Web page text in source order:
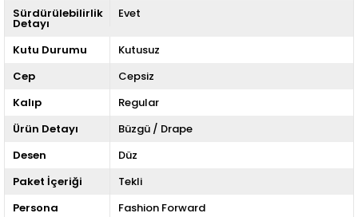
Sürdürülebilirlik
Detayı
Evet
Kutu Durumu
Kutusuz
Cep
Cepsiz
Kalıp
Regular
Ürün Detayı
Büzgü / Drape
Desen
Düz
Paket İçeriği
Tekli
Persona
Fashion Forward